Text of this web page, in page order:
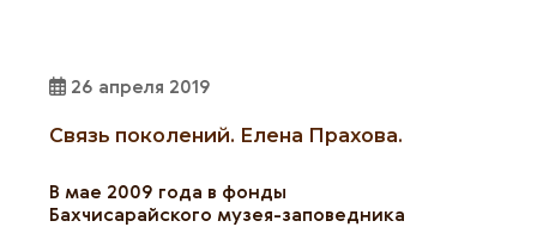
26 апреля 2019
Связь поколений. Елена Прахова.
В мае 2009 года в фонды
Бахчисарайского музея-заповедника